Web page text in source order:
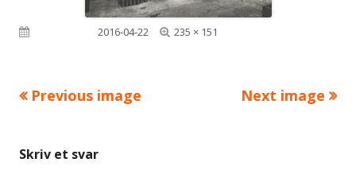
Published on2016-04-22
Full
235 × 151
Previous image Next image
Skriv et svar